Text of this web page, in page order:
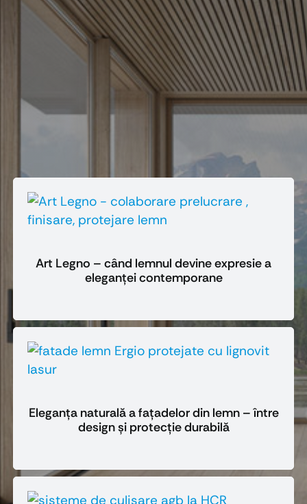
Art Legno – când lemnul devine expresie a
eleganței contemporane
Eleganța naturală a fațadelor din lemn – între
design și protecție durabilă